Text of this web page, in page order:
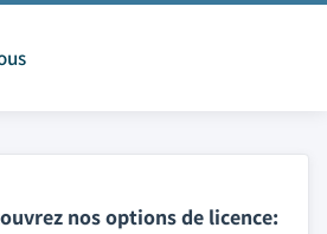
nos options de licence: